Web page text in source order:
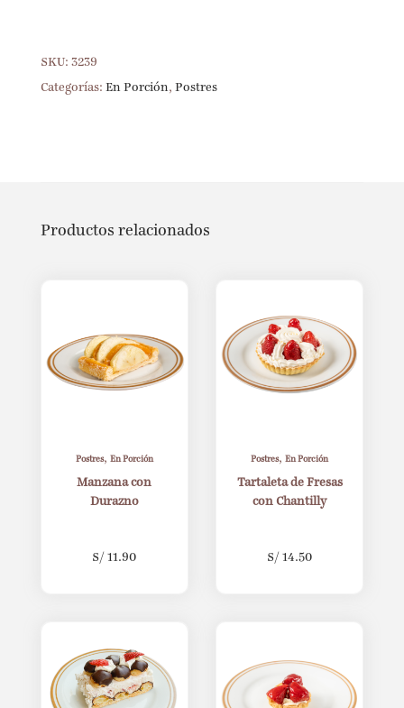
SKU: 3239
Categorías: En Porción, Postres
Productos relacionados
Postres, En Porción
Manzana con
Durazno
S/ 11.90
Postres,En Porción
Tartaleta de Fresas
con Chantilly
S/ 14.50